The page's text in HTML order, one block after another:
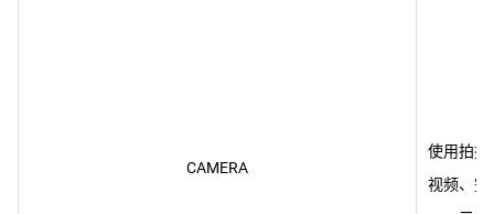
CAMERA
使用拍摄
视频、完